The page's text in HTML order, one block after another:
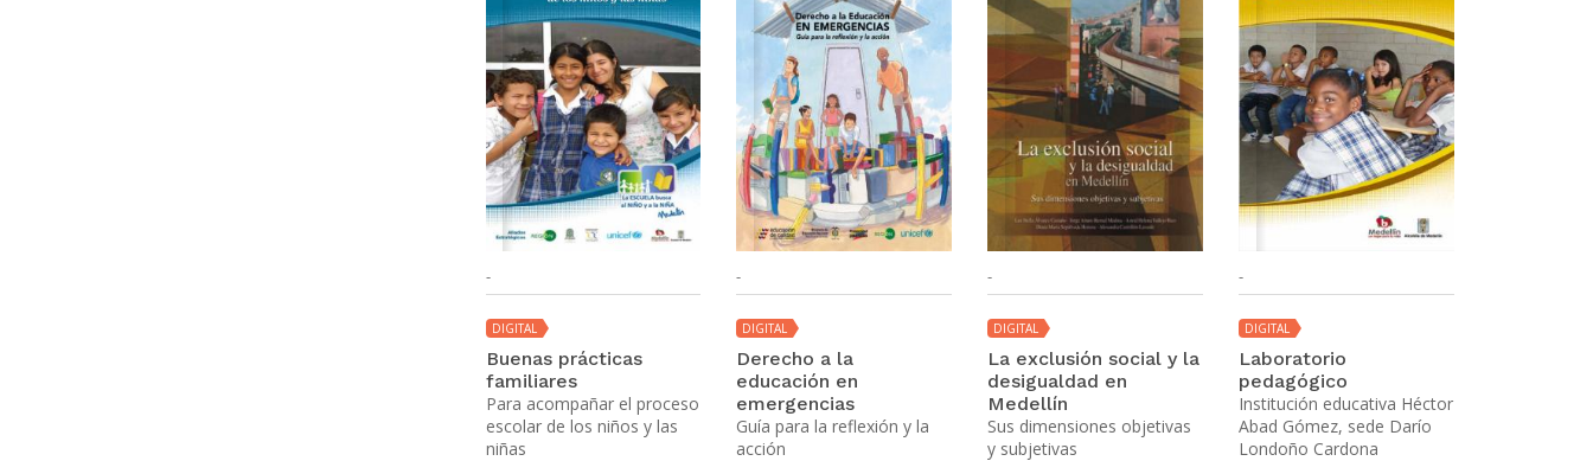
-
DIGITAL
Buenas prácticas
familiares
Para acompañar el proceso
escolar de los niños y las
niñas
-
DIGITAL
Derecho a la
educación en
emergencias
Guía para la reflexión y la
acción
-
DIGITAL
La exclusión social y la
desigualdad en
Medellín
Sus dimensiones objetivas
y subjetivas
-
DIGITAL
Laboratorio
pedagógico
Institución educativa Héctor
Abad Gómez, sede Darío
Londoño Cardona